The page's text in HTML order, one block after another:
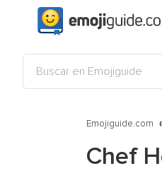
Emojiguide.com
Chef